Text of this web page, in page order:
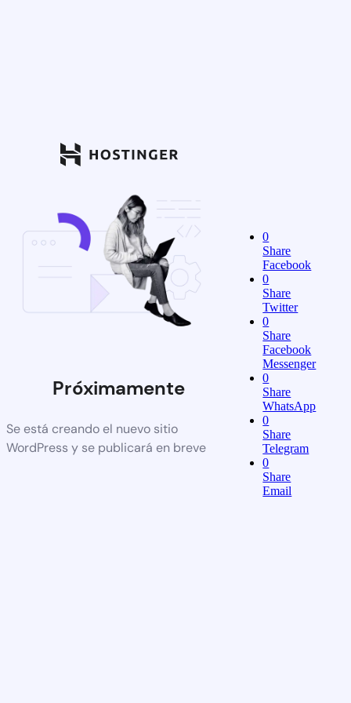
Próximamente
Se está creando el nuevo sitio
WordPress y se publicará en breve
0
Share
Facebook
0
Share
Twitter
0
Share
Facebook
Messenger
0
Share
WhatsApp
0
Share
Telegram
0
Share
Email